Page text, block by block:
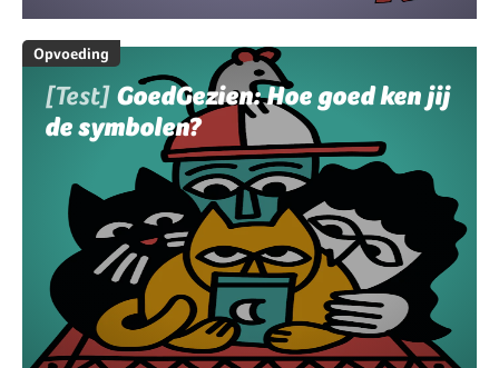
Opvoeding
[Test] GoedGezien: Hoe goed ken jij
de symbolen?